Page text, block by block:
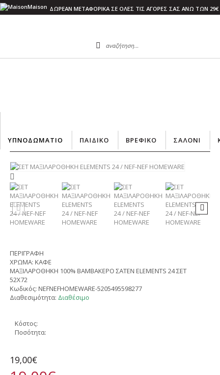
ΔΩΡΕΑΝ ΜΕΤΑΦΟΡΙΚΑ ΣΕ ΟΛΕΣ ΤΙΣ ΑΓΟΡΕΣ ΣΑΣ ΑΝΩ ΤΩΝ 29€
ΥΠΝΟΔΩΜΑΤΙΟ ΠΑΙΔΙΚΟ ΒΡΕΦΙΚΟ ΣΑΛΟΝΙ
ΠΕΡΙΓΡΑΦΗ
ΧΡΩΜΑ: ΚΑΦΕ
ΜΑΞΙΛΑΡΟΘΗΚΗ 100% ΒΑΜΒΑΚΕΡΟ ΣΑΤΕΝ ELEMENTS 24 ΣΕΤ
52X72
Κωδικός: NEFNEFHOMEWARE-5205495598277
Διαθεσιμότητα: Διαθέσιμο
Κόστος:
Ποσότητα:
19,00€